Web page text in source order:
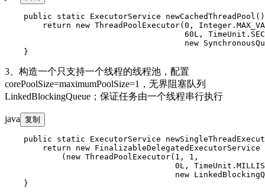
public static ExecutorService
return new ThreadPoolExecutor(0,
60L,
new
3、构造一个只支持一个线程的线程池，配置
corePoolSize=maximumPoolSize=1，无界阻塞队列
LinkedBlockingQueue；保证任务由一个线程串行执行
java 复制
public static ExecutorService
        return new FinalizableDelegatedExecutorService
            (new ThreadPoolExecutor(1, 1,
0L,
new